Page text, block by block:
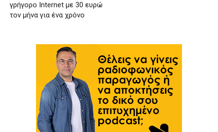
γρήγορο Internet με 30 ευρώ
τον μήνα για ένα χρόνο